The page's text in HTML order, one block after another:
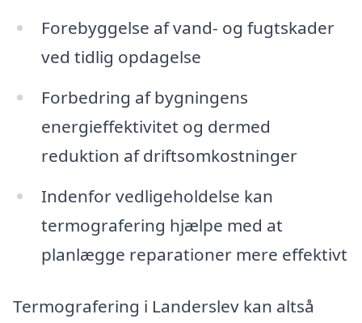
Forebyggelse af vand- og fugtskader
ved tidlig opdagelse
Forbedring af bygningens
energieffektivitet og dermed
reduktion af driftsomkostninger
Indenfor vedligeholdelse kan
termografering hjælpe med at
planlægge reparationer mere effektivt
Termografering i Landerslev kan altså